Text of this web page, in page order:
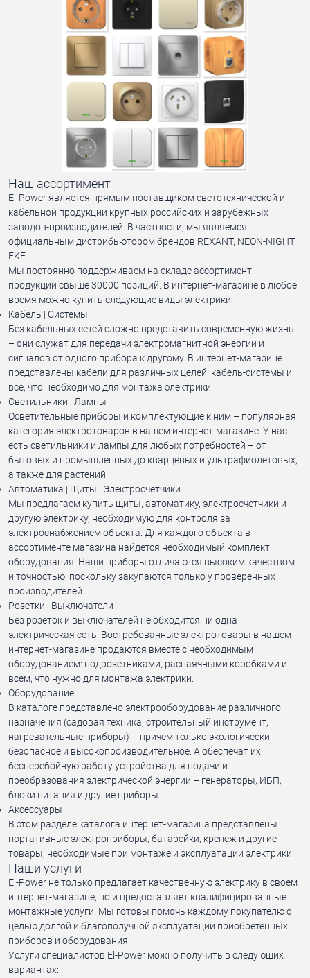
Наш ассортимент
El-Power является прямым поставщиком светотехнической и
кабельной продукции крупных российских и зарубежных
заводов-производителей. В частности, мы являемся
официальным дистрибьютором брендов REXANT, NEON-NIGHT,
EKF.
Мы постоянно поддерживаем на складе ассортимент
продукции свыше 30000 позиций. В интернет-магазине в любое
время можно купить следующие виды электрики:
Кабель | Системы
Без кабельных сетей сложно представить современную жизнь
– они служат для передачи электромагнитной энергии и
сигналов от одного прибора к другому. В интернет-магазине
представлены кабели для различных целей, кабель-системы и
все, что необходимо для монтажа электрики.
Светильники | Лампы
Осветительные приборы и комплектующие к ним – популярная
категория электротоваров в нашем интернет-магазине. У нас
есть светильники и лампы для любых потребностей – от
бытовых и промышленных до кварцевых и ультрафиолетовых,
а также для растений.
Автоматика | Щиты | Электросчетчики
Мы предлагаем купить щиты, автоматику, электросчетчики и
другую электрику, необходимую для контроля за
электроснабжением объекта. Для каждого объекта в
ассортименте магазина найдется необходимый комплект
оборудования. Наши приборы отличаются высоким качеством
и точностью, поскольку закупаются только у проверенных
производителей.
Розетки | Выключатели
Без розеток и выключателей не обходится ни одна
электрическая сеть. Востребованные электротовары в нашем
интернет-магазине продаются вместе с необходимым
оборудованием: подрозетниками, распаячными коробками и
всем, что нужно для монтажа электрики.
Оборудование
В каталоге представлено электрооборудование различного
назначения (садовая техника, строительный инструмент,
нагревательные приборы) – причем только экологически
безопасное и высокопроизводительное. А обеспечат их
бесперебойную работу устройства для подачи и
преобразования электрической энергии – генераторы, ИБП,
блоки питания и другие приборы.
Аксессуары
В этом разделе каталога интернет-магазина представлены
портативные электроприборы, батарейки, крепеж и другие
товары, необходимые при монтаже и эксплуатации электрики.
Наши услуги
El-Power не только предлагает качественную электрику в своем
интернет-магазине, но и предоставляет квалифицированные
монтажные услуги. Мы готовы помочь каждому покупателю с
целью долгой и благополучной эксплуатации приобретенных
приборов и оборудования.
Услуги специалистов El-Power можно получить в следующих
вариантах: